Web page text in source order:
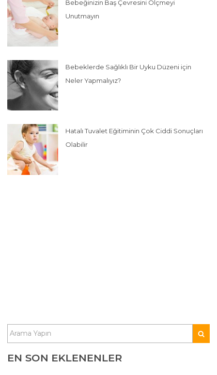
Bebeğinizin Baş Çevresini Ölçmeyi
Unutmayın
Bebeklerde Sağlıklı Bir Uyku Düzeni için
Neler Yapmalıyız?
Hatalı Tuvalet Eğitiminin Çok Ciddi Sonuçları
Olabilir
EN SON EKLENENLER